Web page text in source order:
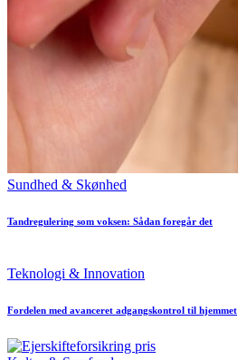
Posted
Sundhed & Skønhed
Tandregulering som voksen: Sådan foregår det
Posted
Teknologi & Innovation
Fordelen med avanceret adgangskontrol til hjemmet